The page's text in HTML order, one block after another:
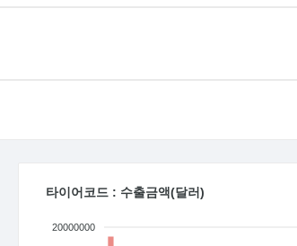
타이어코드 : 수출금액(달러)
20000000